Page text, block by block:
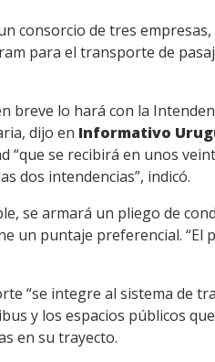
consorcio de tres
para el transporte de
breve lo hará con la
dijo en Informativo
“que se recibirá en unos
dos intendencias”, indicó.
se armará un pliego de
un puntaje preferencial. “El
“se integre al sistema de
y los espacios públicos
en su trayecto.